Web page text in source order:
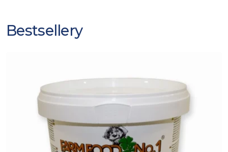
Bestsellery